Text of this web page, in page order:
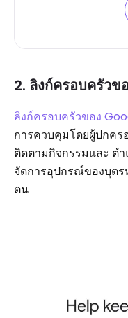
2. ลิงก์ครอบครัวข
ลิงก์ครอบครัวของ
การควบคุมโดยผู้ปกคร
ติดตามกิจกรรมและ ต
จัดการอุปกรณ์ของบุต
ตน